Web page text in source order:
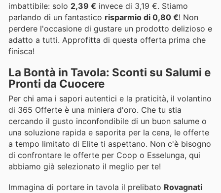
imbattibile: solo 2,39 € invece di 3,19 €. Stiamo
parlando di un fantastico risparmio di 0,80 €! Non
perdere l'occasione di gustare un prodotto delizioso e
adatto a tutti. Approfitta di questa offerta prima che
finisca!
La Bontà in Tavola: Sconti su Salumi e
Pronti da Cuocere
Per chi ama i sapori autentici e la praticità, il volantino
di 365 Offerte è una miniera d'oro. Che tu stia
cercando il gusto inconfondibile di un buon salume o
una soluzione rapida e saporita per la cena, le offerte
a tempo limitato di Elite ti aspettano. Non c'è bisogno
di confrontare le offerte per Coop o Esselunga, qui
abbiamo già selezionato il meglio per te!
Immagina di portare in tavola il prelibato Rovagnati